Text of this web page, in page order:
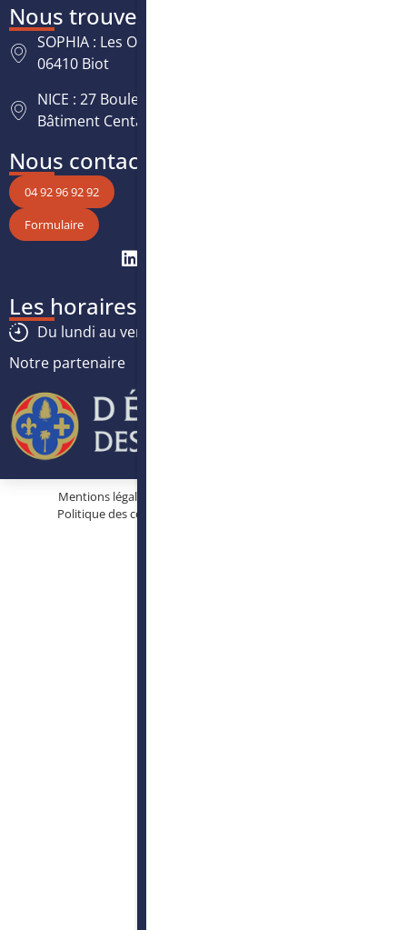
Nous trouver
SOPHIA : Les Oréades, 125 rue des Amandiers,
06410 Biot
NICE : 27 Boulevard Paul Montel Nice Leader -
Bâtiment Centaure, 06200 Nice
Nous contacter
04 92 96 92 92
Formulaire
Les horaires
Du lundi au vendredi :
Notre partenaire
Mentions légales
Politique des cookies